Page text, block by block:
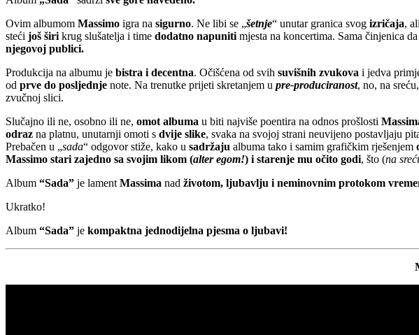
Ovim albumom Massimo igra na sigurno. Ne libi se „šetnje“ unutar granica svog izričaja,
steći još širi krug slušatelja i time dodatno napuniti mjesta na koncertima. Sama činjenica
njegovoj publici.
Produkcija na albumu je bistra i decentna. Očišćena od svih suvišnih zvukova i jedva
od prve do posljednje note. Na trenutke prijeti skretanjem u pre-produciranost, no, na
zvučnoj slici.
Slučajno ili ne, osobno ili ne, omot albuma u biti najviše poentira na odnos prošlosti
odraz na platnu, unutarnji omoti s dvije slike, svaka na svojoj strani neuvijeno postavljaju
Prebačen u „sada“ odgovor stiže, kako u sadržaju albuma tako i samim grafičkim rješenjem
Massimo stari zajedno sa svojim likom (alter egom!) i starenje mu očito godi, što (na
Album “Sada” je lament Massima nad životom, ljubavlju i neminovnim protokom
Ukratko!
Album “Sada” je kompaktna jednodijelna pjesma o ljubavi!